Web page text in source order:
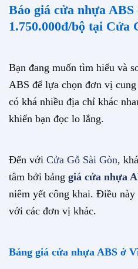
Báo giá cửa nhựa
1.750.000đ/bộ tại Cửa
Bạn đang muốn tìm hiểu và
ABS để lựa chọn đơn vị
có khá nhiều địa chỉ khác
khiến bạn đọc lo lắng.
Đến với Cửa Gỗ Sài Gòn,
tâm bởi bảng giá cửa nhựa
niêm yết công khai. Điều này
với các đơn vị khác.
Bảng giá cửa nhựa ABS ở